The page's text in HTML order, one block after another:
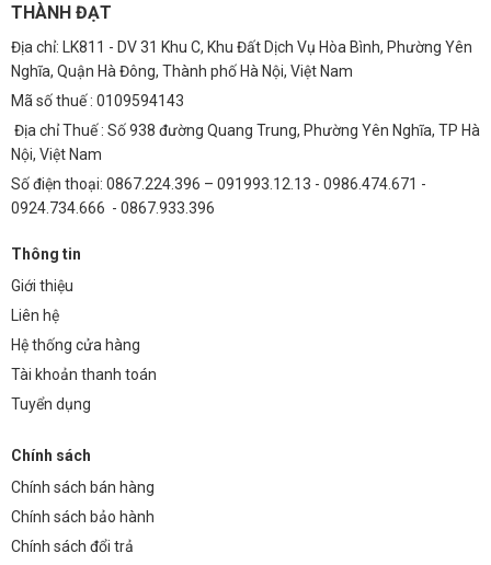
THÀNH ĐẠT
Địa chỉ: LK811 - DV 31 Khu C, Khu Đất Dịch Vụ Hòa Bình, Phường Yên
Nghĩa, Quận Hà Đông, Thành phố Hà Nội, Việt Nam
Mã số thuế : 0109594143
Địa chỉ Thuế : Số 938 đường Quang Trung, Phường Yên Nghĩa, TP Hà
Nội, Việt Nam
Số điện thoại: 0867.224.396 – 091993.12.13 - 0986.474.671 -
0924.734.666 - 0867.933.396
Thông tin
Giới thiệu
Liên hệ
Hệ thống cửa hàng
Tài khoản thanh toán
Tuyển dụng
Chính sách
Chính sách bán hàng
Chính sách bảo hành
Chính sách đổi trả